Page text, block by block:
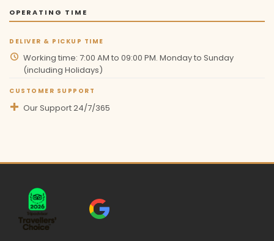
OPERATING TIME
DELIVER & PICKUP TIME
Working time: 7:00 AM to 09:00 PM. Monday to Sunday
(including Holidays)
CUSTOMER SUPPORT
Our Support 24/7/365